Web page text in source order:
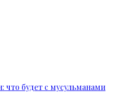
что будет с мусульманами